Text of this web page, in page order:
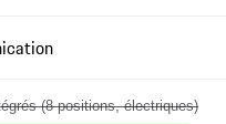
(8 positions, électriques)